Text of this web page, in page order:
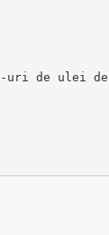
uri de ulei de